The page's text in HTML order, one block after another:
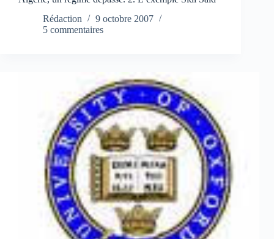
Rédaction
9 octobre 2007
5 commentaires